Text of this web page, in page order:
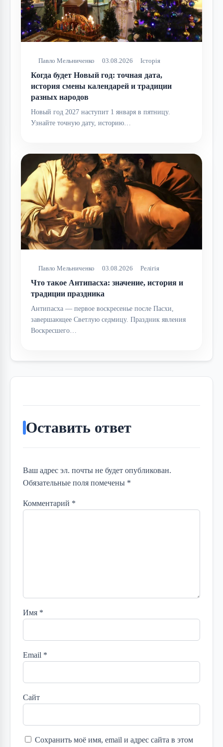
Павло Мельниченко 03.08.2026 Історія
Когда будет Новый год: точная дата,
история смены календарей и традиции
разных народов
Новый год 2027 наступит 1 января в пятницу.
Узнайте точную дату, историю…
Павло Мельниченко 03.08.2026 Релігія
Что такое Антипасха: значение, история и
традиции праздника
Антипасха — первое воскресенье после Пасхи,
завершающее Светлую седмицу. Праздник явления
Воскресшего…
Оставить ответ
Ваш адрес эл. почты не будет опубликован.
Обязательные поля помечены *
Комментарий *
Имя *
Email *
Сайт
Сохранить моё имя, email и адрес сайта в этом